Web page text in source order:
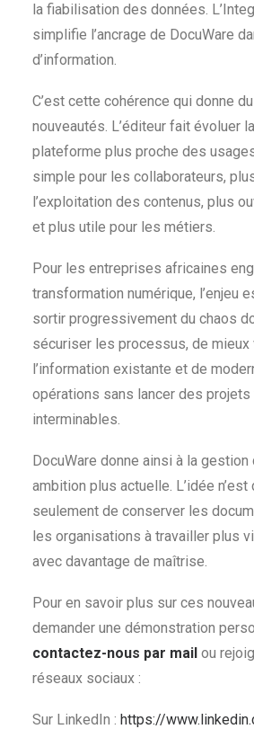
la fiabilisation des données.
simplifie l’ancrage de DocuWare
d’information.
C’est cette cohérence qui donne
nouveautés. L’éditeur fait évoluer
plateforme plus proche des
simple pour les collaborateurs,
l’exploitation des contenus, plus
et plus utile pour les métiers.
Pour les entreprises africaines
transformation numérique, l’enjeu
sortir progressivement du chaos
sécuriser les processus, de mieux
l’information existante et de
opérations sans lancer des projets
interminables.
DocuWare donne ainsi à la gestion
ambition plus actuelle. L’idée n’est
seulement de conserver les
les organisations à travailler plus
avec davantage de maîtrise.
Pour en savoir plus sur ces
demander une démonstration
contactez-nous par mail ou
réseaux sociaux :
Sur LinkedIn : https://